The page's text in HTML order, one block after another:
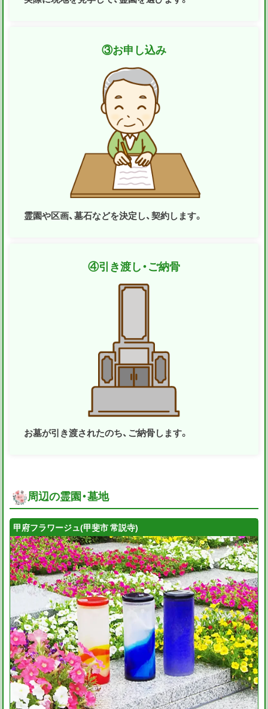
③お申し込み
霊園や区画、墓石などを決定し、契約します。
④引き渡し・ご納骨
お墓が引き渡されたのち、ご納骨します。
周辺の霊園・墓地
甲府フラワージュ(甲斐市 常説寺)